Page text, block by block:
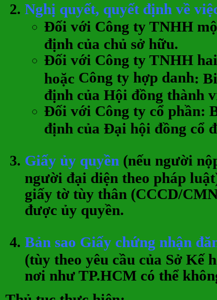
Nghị quyết, quyết định về
Đối với Công ty TNHH
định của chủ sở hữu.
Đối với Công ty TNHH
hoặc Công ty hợp danh:
định của Hội đồng thành
Đối với Công ty cổ phần:
định của Đại hội đồng cổ
Giấy ủy quyền (nếu người
người đại diện theo pháp
giấy tờ tùy thân (CCCD/
được ủy quyền.
Bản sao Giấy chứng nhận
(tùy theo yêu cầu của Sở Kế
nơi như TP.HCM có thể